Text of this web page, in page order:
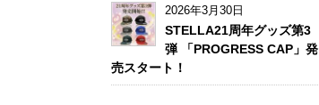
2026年3月30日
STELLA21周年グッズ第3
弾 「PROGRESS CAP」発
売スタート！